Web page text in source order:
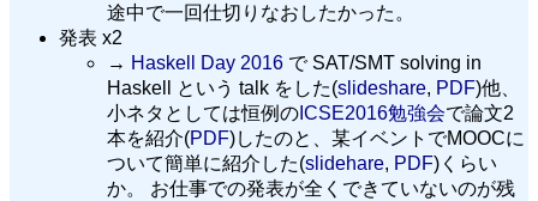
途中で一回仕切りなおしたかった。
発表 x2
→ Haskell Day 2016 で SAT/SMT solving in
Haskell という talk をした(slideshare, PDF)他、
小ネタとしては恒例の ICSE2016勉強会で論文2
本を紹介(PDF)したのと、某イベントでMOOCに
ついて簡単に紹介した(slidehare, PDF)くらい
か。 お仕事での発表が全くできていないのが残